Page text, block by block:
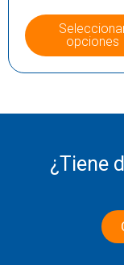
opciones
¿Tiene